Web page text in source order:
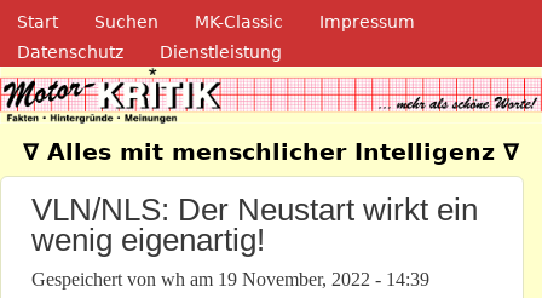
Direkt zum Inhalt
Navigation
Start Suchen MK-Classic
Impressum
Datenschutz
Dienstleistung
Motor-Kritik.de
∇ Alles mit menschlicher Intelligenz ∇
VLN/NLS: Der Neustart wirkt ein
wenig eigenartig!
Gespeichert von wh am 19 November, 2022 - 14:39